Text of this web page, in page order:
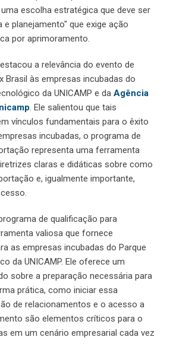
escolha estratégica que deve ser
planejamento" que exige ação
por aprimoramento.
a relevância do evento de
Brasil às empresas incubadas do
da UNICAMP e da Agência
. Ele salientou que tais
vínculos fundamentais para o êxito
incubadas, o programa de
representa uma ferramenta
claras e didáticas sobre como
e, igualmente importante,
de qualificação para
valiosa que fornece
as empresas incubadas do Parque
da UNICAMP. Ele oferece um
sobre a preparação necessária para
prática, como iniciar essa
de relacionamentos e o acesso a
são elementos críticos para o
em um cenário empresarial cada vez